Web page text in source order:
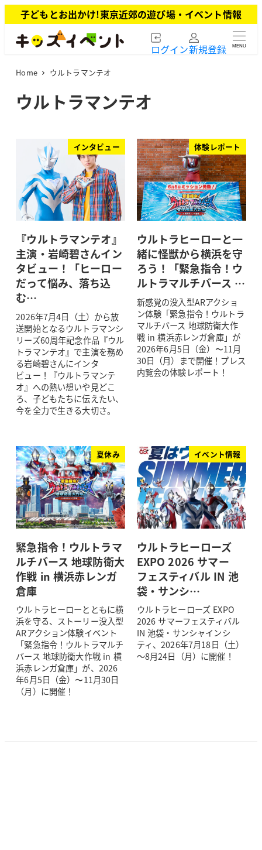
イ
子どもとお出かけ!東京近郊の遊び場・イベント情報
ログイン新規登録 MENU
Home ウルトラマンテオ
ウルトラマンテオ
インタビュー
『ウルトラマンテオ』
主演・岩崎碧さんイン
タビュー！「ヒーロー
だって悩み、落ち込
む…
2026年7月4日（土）から放
送開始となるウルトラマンシ
リーズ60周年記念作品『ウル
トラマンテオ』で主演を務め
る岩崎碧さんにインタ
ビュー！『ウルトラマンテ
オ』への熱い想いや見どこ
ろ、子どもたちに伝えたい、
今を全力で生きる大切さ。
体験レポート
ウルトラヒーローと一
緒に怪獣から横浜を守
ろう！「緊急指令！ウ
ルトラマルチバース …
新感覚の没入型ARアクショ
ン体験「緊急指令！ウルトラ
マルチバース 地球防衛大作
戦 in 横浜赤レンガ倉庫」が
2026年6月5日（金）〜11月
30日（月）まで開催！プレス
内覧会の体験レポート！
夏休み
緊急指令！ウルトラマ
ルチバース 地球防衛大
作戦 in 横浜赤レンガ
倉庫
ウルトラヒーローとともに横
浜を守る、ストーリー没入型
ARアクション体験イベント
「緊急指令！ウルトラマルチ
バース 地球防衛大作戦 in 横
浜赤レンガ倉庫」が、2026
年6月5日（金）〜11月30日
（月）に開催！
イベント情報
ウルトラヒーローズ
EXPO 2026 サマー
フェスティバル IN 池
袋・サンシ…
ウルトラヒーローズ EXPO
2026 サマーフェスティバル
IN 池袋・サンシャインシ
ティ、2026年7月18日（土）
～8月24日（月）に開催！